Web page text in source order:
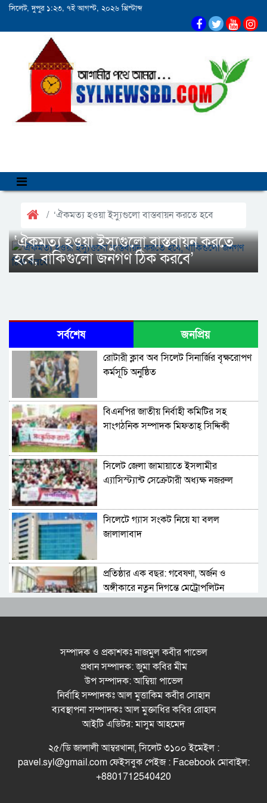
সিলেট, দুপুর ১:২৩, ৭ই আগস্ট, ২০২৬ খ্রিস্টাব্দ
‘ঐকমত্য হওয়া ইস্যুগুলো বাস্তবায়ন করতে হবে
‘ঐকমত্য হওয়া ইস্যুগুলো বাস্তবায়ন করতে
হবে, বাকিগুলো জনগণ ঠিক করবে’
সর্বশেষ জনপ্রিয়
রোটারী ক্লাব অব সিলেট সিনার্জির বৃক্ষরোপণ
কর্মসূচি অনুষ্ঠিত
বিএনপির জাতীয় নির্বাহী কমিটির সহ
সাংগঠনিক সম্পাদক মিফতাহ্ সিদ্দিকী
সিলেট জেলা জামায়াতে ইসলামীর
এ্যাসিস্ট্যান্ট সেক্রেটারী অধ্যক্ষ নজরুল
সিলেটে গ্যাস সংকট নিয়ে যা বলল
জালালাবাদ
প্রতিষ্ঠার এক বছর: গবেষণা, অর্জন ও
অঙ্গীকারে নতুন দিগন্তে মেট্রোপলিটন
সিলেট মহানগর ছাত্রশিবিরের মিছিল সম্পন্ন
রোপনের কর্মসূচি পালন
সম্পাদক ও প্রকাশকঃ নাজমুল কবীর পাভেল
প্রধান সম্পাদক: জুমা কবির মীম
উপ সম্পাদক: আম্বিয়া পাভেল
নির্বাহি সম্পাদকঃ আল মুত্তাকিম কবীর সোহান
ব্যবস্থাপনা সম্পাদকঃ আল মুক্তাধির কবির রোহান
আইটি এডিটর: মাসুম আহমেদ
২৫/ডি জালালী আম্বরখানা, সিলেট ৩১০০ ইমেইল :
pavel.syl@gmail.com ফেইসবুক পেইজ : Facebook মোবাইল:
+8801712540420